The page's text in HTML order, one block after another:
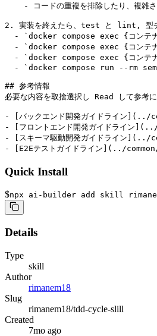
- コードの重複を排除したり、複雑
2. 実装を終えたら、test と lint, 型チ
- `docker compose exec {コンテ
- `docker compose exec {コンテ
- `docker compose exec {コンテ
- `docker compose run --rm
## 参考情報
必要な内容を取捨選択し Read して参考に
- [バックエンド開発ガイドライン
- [フロントエンド開発ガイドライ
- [スキーマ駆動開発ガイドライン
- [E2Eテストガイドライン](../
Quick Install
$npx ai-builder add skill
Details
Type
skill
Author
rimanem18
Slug
rimanem18/tdd-cycle-slill
Created
7mo ago